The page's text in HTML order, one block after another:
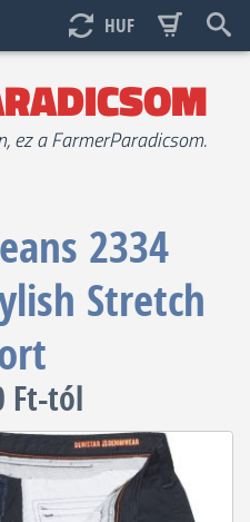
HUF
ez a FarmerParadicsom.
2334
Stretch
Ft-tól